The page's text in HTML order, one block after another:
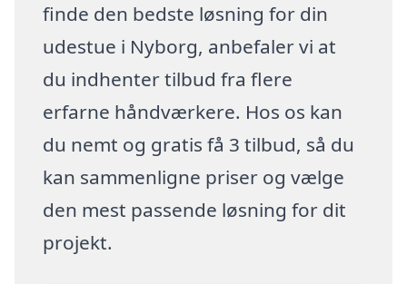
finde den bedste løsning for din
udestue i Nyborg, anbefaler vi at
du indhenter tilbud fra flere
erfarne håndværkere. Hos os kan
du nemt og gratis få 3 tilbud, så du
kan sammenligne priser og vælge
den mest passende løsning for dit
projekt.